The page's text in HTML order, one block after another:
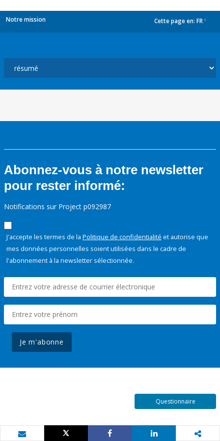
Notre mission Cette page en: FR
Abonnez-vous à notre newsletter
pour rester informé:
Notifications sur Project p092987
J'accepte les termes de la Politique de confidentialité et autorise que
mes données personnelles soient utilisées dans le cadre de
l'abonnement à la newsletter sélectionnée.
Je m'abonne
Questionnaire